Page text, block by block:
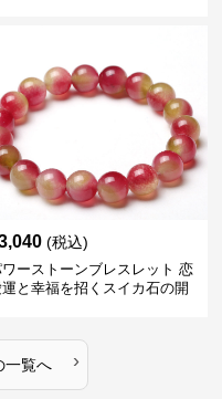
(税込)
ーストーンブレスレット 恋
と幸福を招くスイカ石の開
一覧へ ›